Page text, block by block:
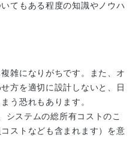
てもある程度の知識やノウハ
雑になりがちです。また、オ
方を適切に設計しないと、日
う恐れもあります。
ステムの総所有コストのこ
ストなども含まれます）を意